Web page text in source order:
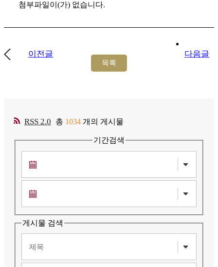
첨부파일이(가) 없습니다.
이전글 다음글
RSS 2.0 총 1034 개의 게시물
기간검색
게시물 검색